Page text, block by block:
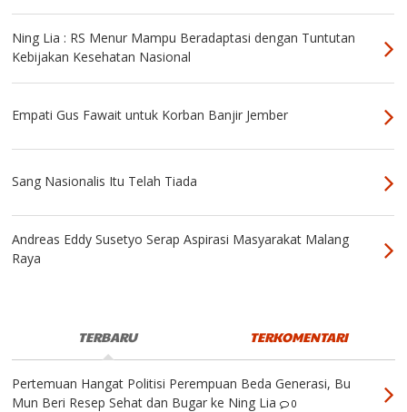
Ning Lia : RS Menur Mampu Beradaptasi dengan Tuntutan
Kebijakan Kesehatan Nasional
Empati Gus Fawait untuk Korban Banjir Jember
Sang Nasionalis Itu Telah Tiada
Andreas Eddy Susetyo Serap Aspirasi Masyarakat Malang
Raya
TERBARU TERKOMENTARI
Pertemuan Hangat Politisi Perempuan Beda Generasi, Bu
Mun Beri Resep Sehat dan Bugar ke Ning Lia
0